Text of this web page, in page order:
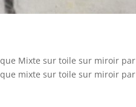
Mixte sur toile sur miroir par
mixte sur toile sur miroir par